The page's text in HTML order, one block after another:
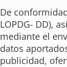
De
LOPDG- DD),
mediante el
datos
publicidad,